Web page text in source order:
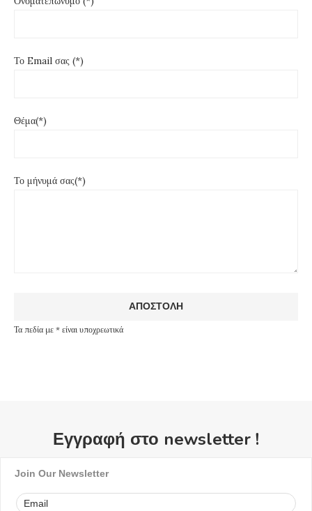
Το Email σας (*)
Θέμα(*)
Το μήνυμά σας(*)
Τα πεδία με * είναι υποχρεωτικά
Εγγραφή στο newsletter !
Join Our Newsletter